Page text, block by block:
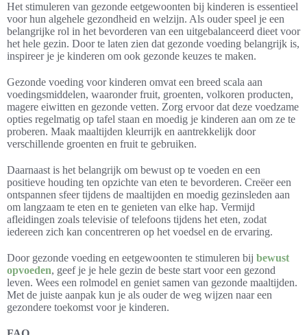
Het stimuleren van gezonde eetgewoonten bij kinderen is essentieel
voor hun algehele gezondheid en welzijn. Als ouder speel je een
belangrijke rol in het bevorderen van een uitgebalanceerd dieet voor
het hele gezin. Door te laten zien dat gezonde voeding belangrijk is,
inspireer je je kinderen om ook gezonde keuzes te maken.
Gezonde voeding voor kinderen omvat een breed scala aan
voedingsmiddelen, waaronder fruit, groenten, volkoren producten,
magere eiwitten en gezonde vetten. Zorg ervoor dat deze voedzame
opties regelmatig op tafel staan en moedig je kinderen aan om ze te
proberen. Maak maaltijden kleurrijk en aantrekkelijk door
verschillende groenten en fruit te gebruiken.
Daarnaast is het belangrijk om bewust op te voeden en een
positieve houding ten opzichte van eten te bevorderen. Creëer een
ontspannen sfeer tijdens de maaltijden en moedig gezinsleden aan
om langzaam te eten en te genieten van elke hap. Vermijd
afleidingen zoals televisie of telefoons tijdens het eten, zodat
iedereen zich kan concentreren op het voedsel en de ervaring.
Door gezonde voeding en eetgewoonten te stimuleren bij bewust
opvoeden, geef je je hele gezin de beste start voor een gezond
leven. Wees een rolmodel en geniet samen van gezonde maaltijden.
Met de juiste aanpak kun je als ouder de weg wijzen naar een
gezondere toekomst voor je kinderen.